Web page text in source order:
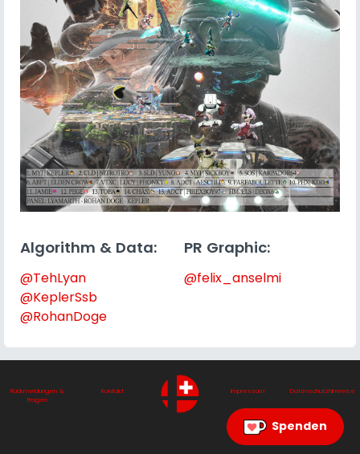
Algorithm & Data:
@TehLyan
@KeplerSsb
@RohanDoge
PR Graphic:
@felix_anselmi
Rückmeldungen &
Fragen
Kontakt Impressum Datenschutzhinweise
Spenden